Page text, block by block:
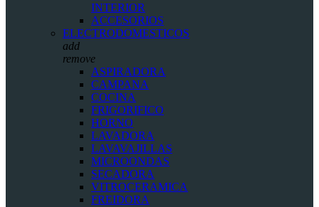
INTERIOR
ACCESORIOS
ELECTRODOMESTICOS
add
remove
ASPIRADORA
CAMPANA
COCINA
FRIGORIFICO
HORNO
LAVADORA
LAVAVAJILLAS
MICROONDAS
SECADORA
VITROCERAMICA
FREIDORA